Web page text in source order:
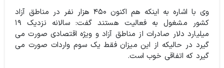
وی با اشاره به اینکه هم اکنون ۴۵۰ هزار نفر در مناطق آزاد
کشور مشغول به فعالیت هستند گفت: سالانه نزدیک ۱۹
میلیارد دلار صادرات از مناطق آزاد و ویژه اقتصادی صورت می
گیرد در حالیکه از این میزان فقط یک سوم واردات صورت می
گیرد که اتفاقی خوب است.